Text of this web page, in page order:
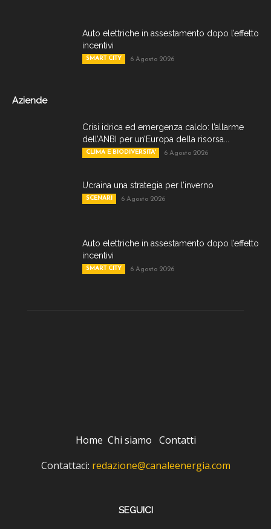
Auto elettriche in assestamento dopo l’effetto
incentivi
SMART CITY 6 Agosto 2026
Aziende
Crisi idrica ed emergenza caldo: l’allarme
dell’ANBI per un’Europa della risorsa...
CLIMA E BIODIVERSITA' 6 Agosto 2026
Ucraina una strategia per l’inverno
SCENARI 6 Agosto 2026
Auto elettriche in assestamento dopo l’effetto
incentivi
SMART CITY 6 Agosto 2026
Home Chi siamo Contatti
Contattaci: redazione@canaleenergia.com
SEGUICI